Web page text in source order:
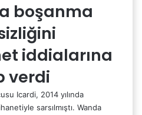
boşanma
iddialarına
verdi
Icardi, 2014 yılında
sarsılmıştı. Wanda